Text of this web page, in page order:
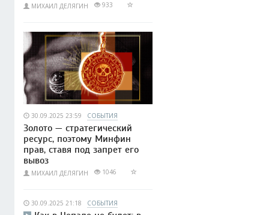
МИХАИЛ ДЕЛЯГИН 933
30.09.2025 23:59 СОБЫТИЯ
Золото — стратегический
ресурс, поэтому Минфин
прав, ставя под запрет его
вывоз
МИХАИЛ ДЕЛЯГИН 1046
30.09.2025 21:18 СОБЫТИЯ